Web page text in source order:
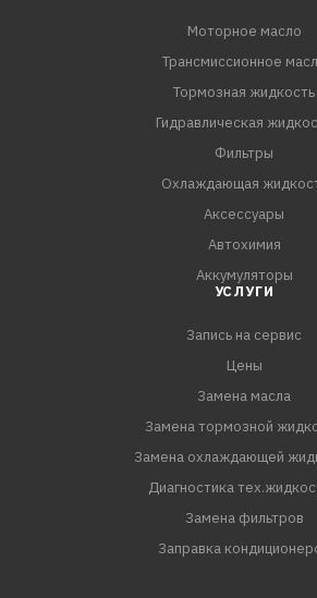
- Является хорошим выбором для
владельца отечественной техники
большим пробегом, а также в случае
минимизации расхода средств на
техники, эксплуатируемой при
условий эксплуатации техники в
- Полностью соответствует всем
Моторное масло
Трансмиссионное
Тормозная жидкость
Гидравлическая
Фильтры
Охлаждающая
Аксессуары
Автохимия
Аккумуляторы
УСЛУГИ
Запись на сервис
Цены
Замена масла
Замена тормозной
Замена охлаждающей
Диагностика
Замена фильтров
Заправка